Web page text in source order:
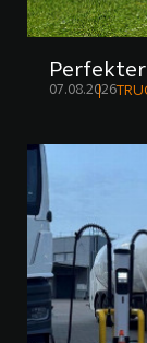
07.08.2026